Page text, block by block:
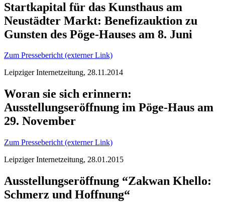
Startkapital für das Kunsthaus am
Neustädter Markt: Benefizauktion zu
Gunsten des Pöge-Hauses am 8. Juni
Zum Pressebericht (externer Link)
Leipziger Internetzeitung, 28.11.2014
Woran sie sich erinnern:
Ausstellungseröffnung im Pöge-Haus am
29. November
Zum Pressebericht (externer Link)
Leipziger Internetzeitung, 28.01.2015
Ausstellungseröffnung “Zakwan Khello:
Schmerz und Hoffnung“